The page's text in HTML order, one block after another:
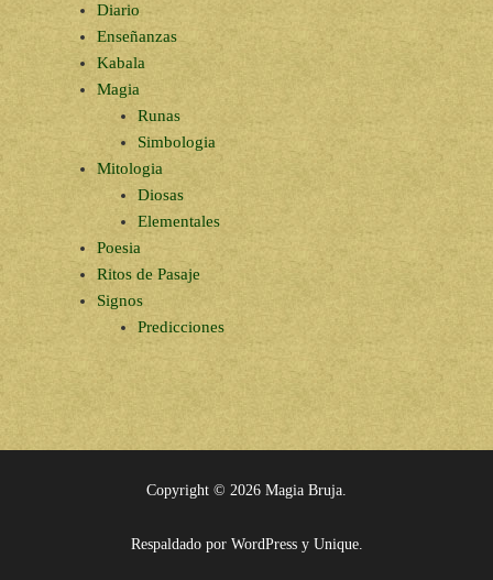
Diario
Enseñanzas
Kabala
Magia
Runas
Simbologia
Mitologia
Diosas
Elementales
Poesia
Ritos de Pasaje
Signos
Predicciones
Copyright © 2026 Magia Bruja.
Respaldado por WordPressy Unique.